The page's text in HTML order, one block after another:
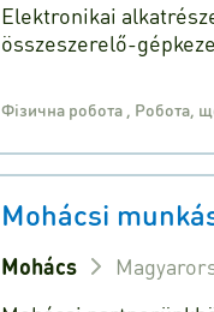
Elektronikai
összeszerelő-
Фізична робота Робота,
Mohácsi
Mohács